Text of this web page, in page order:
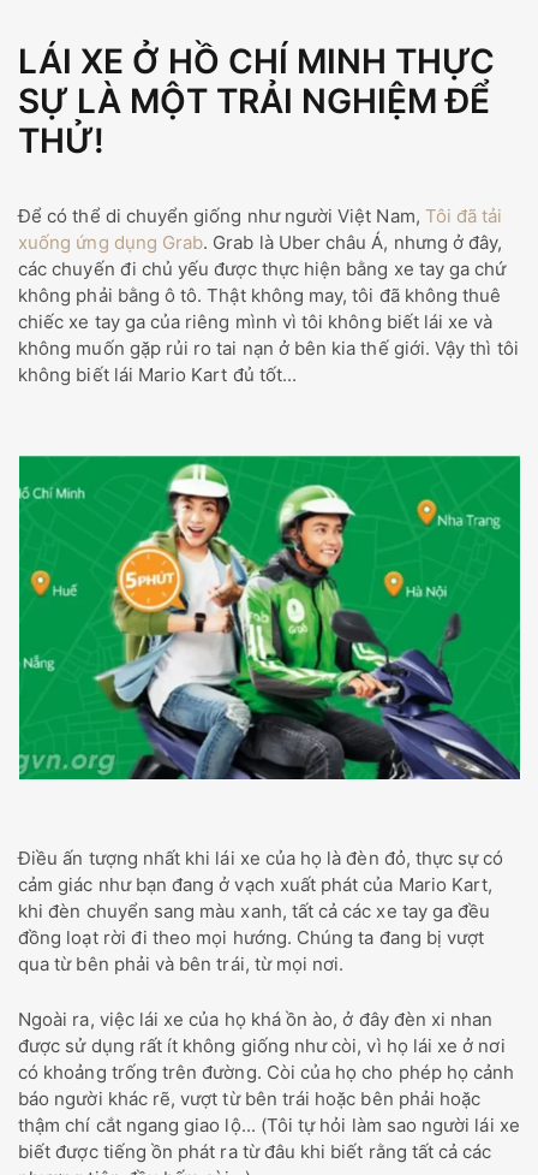
LÁI XE Ở HỒ CHÍ MINH THỰC
SỰ LÀ MỘT TRẢI NGHIỆM ĐỂ
THỬ!
Để có thể di chuyển giống như người Việt Nam, Tôi đã tải
xuống ứng dụng Grab. Grab là Uber châu Á, nhưng ở đây,
các chuyến đi chủ yếu được thực hiện bằng xe tay ga chứ
không phải bằng ô tô. Thật không may, tôi đã không thuê
chiếc xe tay ga của riêng mình vì tôi không biết lái xe và
không muốn gặp rủi ro tai nạn ở bên kia thế giới. Vậy thì tôi
không biết lái Mario Kart đủ tốt...
Điều ấn tượng nhất khi lái xe của họ là đèn đỏ, thực sự có
cảm giác như bạn đang ở vạch xuất phát của Mario Kart,
khi đèn chuyển sang màu xanh, tất cả các xe tay ga đều
đồng loạt rời đi theo mọi hướng. Chúng ta đang bị vượt
qua từ bên phải và bên trái, từ mọi nơi.
Ngoài ra, việc lái xe của họ khá ồn ào, ở đây đèn xi nhan
được sử dụng rất ít không giống như còi, vì họ lái xe ở nơi
có khoảng trống trên đường. Còi của họ cho phép họ cảnh
báo người khác rẽ, vượt từ bên trái hoặc bên phải hoặc
thậm chí cắt ngang giao lộ... (Tôi tự hỏi làm sao người lái xe
biết được tiếng ồn phát ra từ đâu khi biết rằng tất cả các